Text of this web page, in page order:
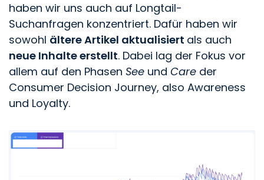
haben wir uns auch auf Longtail-
Suchanfragen konzentriert. Dafür haben wir
sowohl ältere Artikel aktualisiert als auch
neue Inhalte erstellt. Dabei lag der Fokus vor
allem auf den Phasen See und Care der
Consumer Decision Journey, also Awareness
und Loyalty.